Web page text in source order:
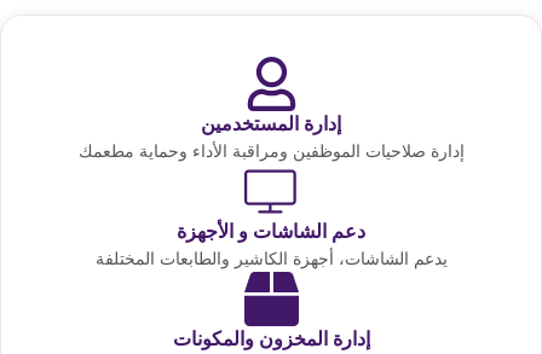
إدارة المستخدمين
إدارة صلاحيات الموظفين ومراقبة الأداء وحماية مطعمك
دعم الشاشات و الأجهزة
يدعم الشاشات، أجهزة الكاشير والطابعات المختلفة
إدارة المخزون والمكونات